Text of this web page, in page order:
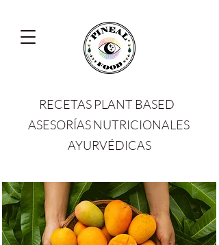
RECETAS PLANT BASED
ASESORÍAS NUTRICIONALES
AYURVÉDICAS